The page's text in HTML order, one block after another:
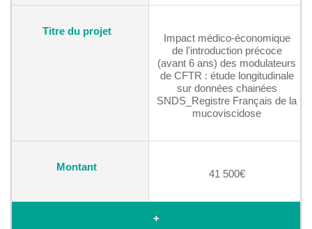
Impact médico-économique
de l'introduction précoce
(avant 6 ans) des modulateurs
de CFTR : étude longitudinale
sur données chainées
SNDS_Registre Français de la
mucoviscidose
41 500€
+